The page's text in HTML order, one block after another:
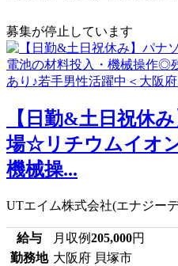
募集が停止しています
【日勤&土日祝休
場☆リチウムイオ
機械操...
UTエイム株式会社(エナジー
給与 月収例205,000円
勤務地 大阪府 貝塚市